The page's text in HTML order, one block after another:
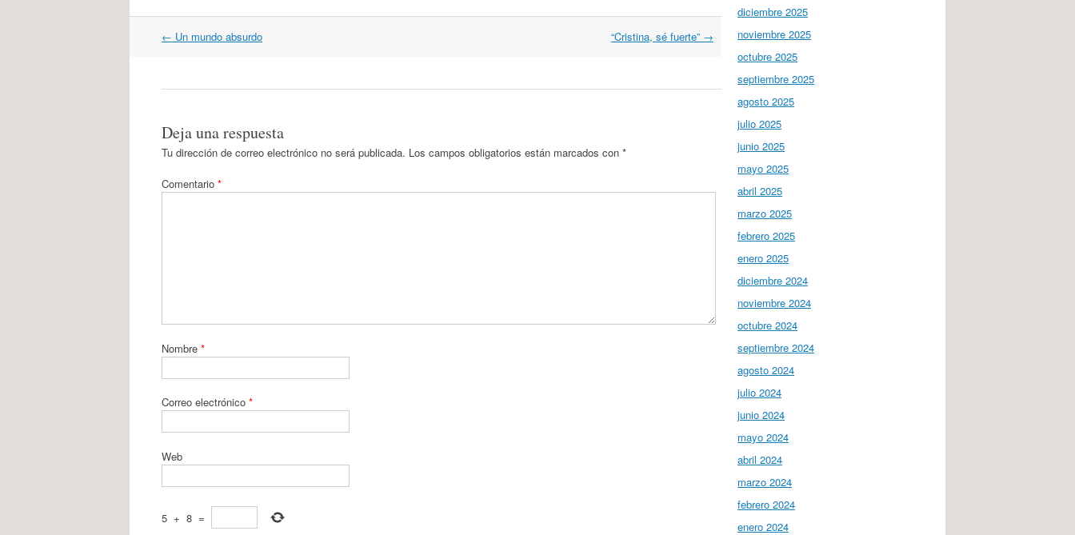
Navegación
← Un mundo absurdo “Cristina, sé fuerte” →
Deja una respuesta
Tu dirección de correo electrónico no será publicada. Los campos obligatorios están marcados con *
Comentario *
Nombre *
Correo electrónico *
Web
5 + 8 =
diciembre 2025
noviembre 2025
octubre 2025
septiembre 2025
agosto 2025
julio 2025
junio 2025
mayo 2025
abril 2025
marzo 2025
febrero 2025
enero 2025
diciembre 2024
noviembre 2024
octubre 2024
septiembre 2024
agosto 2024
julio 2024
junio 2024
mayo 2024
abril 2024
marzo 2024
febrero 2024
enero 2024